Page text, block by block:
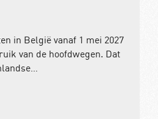
in België vanaf 1 mei 2027
van de hoofdwegen. Dat